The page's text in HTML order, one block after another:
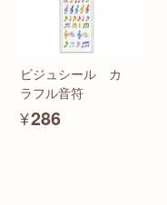
ビジュシール カ
ラフル音符
¥286